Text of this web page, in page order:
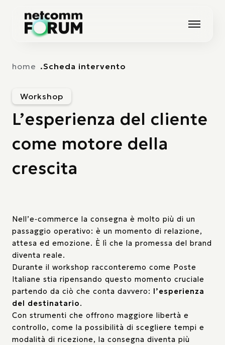
home Scheda intervento
Workshop
L’esperienza del cliente
come motore della
crescita
Nell’e‑commerce la consegna è molto più di un
passaggio operativo: è un momento di relazione,
attesa ed emozione. È lì che la promessa del brand
diventa reale.
Durante il workshop racconteremo come Poste
Italiane stia ripensando questo momento cruciale
partendo da ciò che conta davvero: l’esperienza
del destinatario.
Con strumenti che offrono maggiore libertà e
controllo, come la possibilità di scegliere tempi e
modalità di ricezione, la consegna diventa più